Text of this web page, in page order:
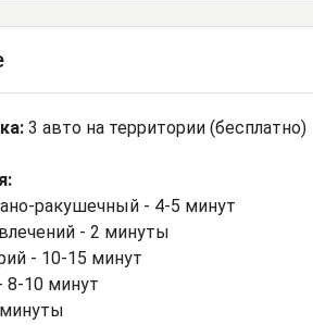
3 авто на территории (бесплатно)
ракушечный - 4-5 минут
- 2 минуты
- 10-15 минут
8-10 минут